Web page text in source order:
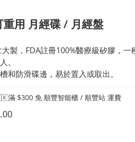
重用 月經碟 / 月經盤
製，FDA註冊100%醫療級矽膠，一
。
和防滑碟邊，易於置入或取出。
滿 $300 免 順豐智能櫃 / 順豐站 運費